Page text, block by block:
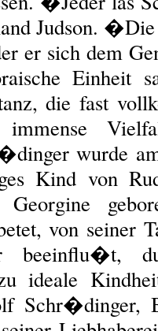
Judson.
er sich dem
Einheit
die fast
immense
wurde
Kind von
Georgine
von seiner
beeinflu�t,
ideale
Schr�dinger,